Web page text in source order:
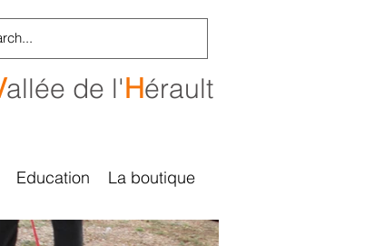
allée de l'Hérault
Education La boutique